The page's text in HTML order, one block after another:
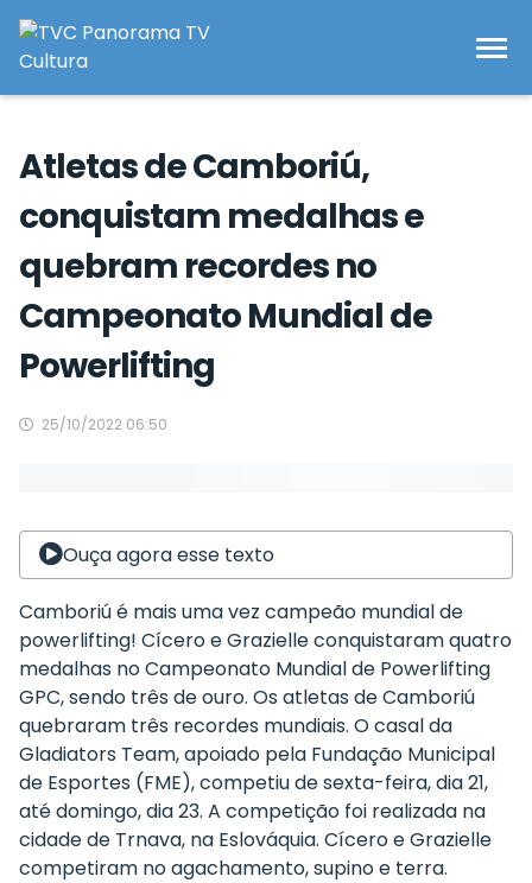
Atletas de Camboriú,
conquistam medalhas e
quebram recordes no
Campeonato Mundial de
Powerlifting
25/10/2022 06:50
Ouça agora esse texto
Camboriú é mais uma vez campeão mundial de
powerlifting! Cícero e Grazielle conquistaram quatro
medalhas no Campeonato Mundial de Powerlifting
GPC, sendo três de ouro. Os atletas de Camboriú
quebraram três recordes mundiais. O casal da
Gladiators Team, apoiado pela Fundação Municipal
de Esportes (FME), competiu de sexta-feira, dia 21,
até domingo, dia 23. A competição foi realizada na
cidade de Trnava, na Eslováquia. Cícero e Grazielle
competiram no agachamento, supino e terra.